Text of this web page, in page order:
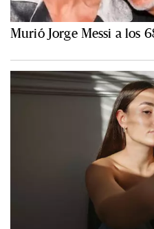
Murió Jorge Messi a los